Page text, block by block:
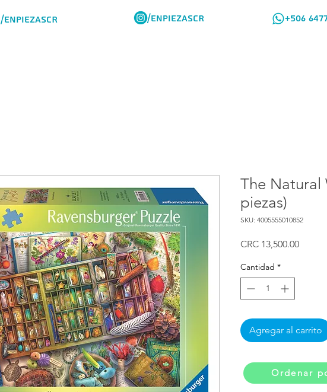
/ENPIEZASCR /ENPIEZASCR +506
The Natural
piezas)
SKU: 4005555010852
CRC 13,500.00Precio
Cantidad *
Agregar al carrito
Ordenar